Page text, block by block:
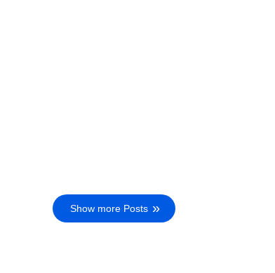
Show more Posts